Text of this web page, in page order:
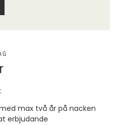
max två år på nacken
erbjudande